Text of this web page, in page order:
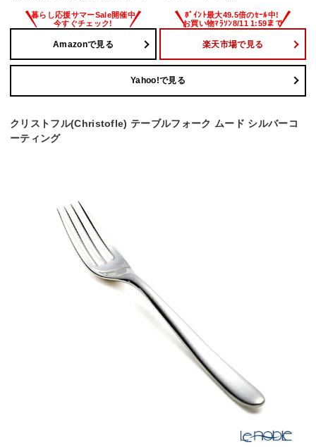
Amazonで見る 楽天市場で見る
Yahoo!で見る
クリストフル(Christofle) テーブルフォーク ムード シルバーコ
ーティング